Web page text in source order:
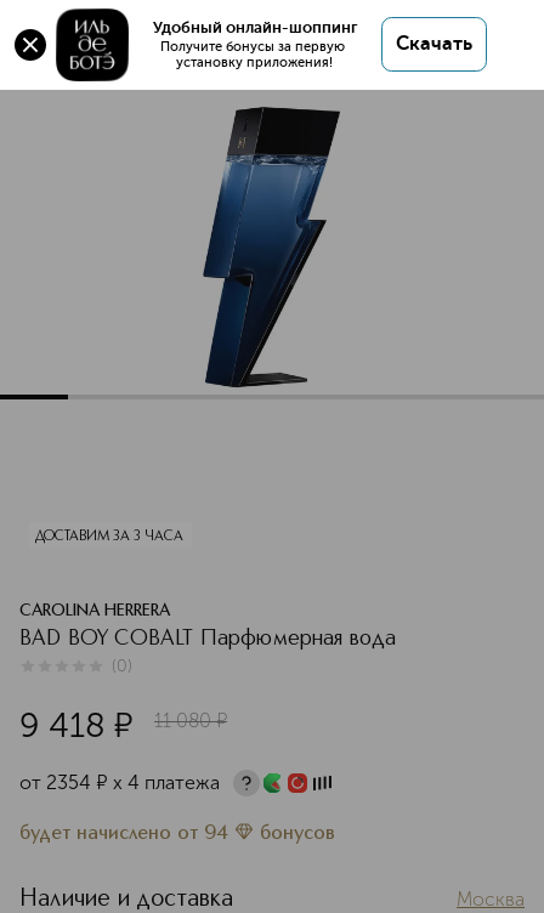
Удобный онлайн-шоппинг
Получите бонусы за первую
установку приложения!
Скачать
Оригинал 💯 BAD BOY COBALT Парфюмерная
вода купить в интернет магазине ИЛЬ ДЕ БОТЭ с
доставкой.
BAD BOY COBALT Парфюмерная вода
ДОСТАВИМ ЗА 3 ЧАСА
CAROLINA HERRERA
BAD BOY COBALT Парфюмерная вода
(0)
9 418 ¤ 11 080 ¤
от 2354 ¤ х 4 платежа
будет начислено от 94 бонусов
Наличие и доставка Москва